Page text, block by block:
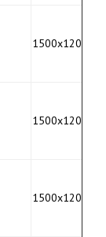
1500х1200
1500х1200
1500х1200